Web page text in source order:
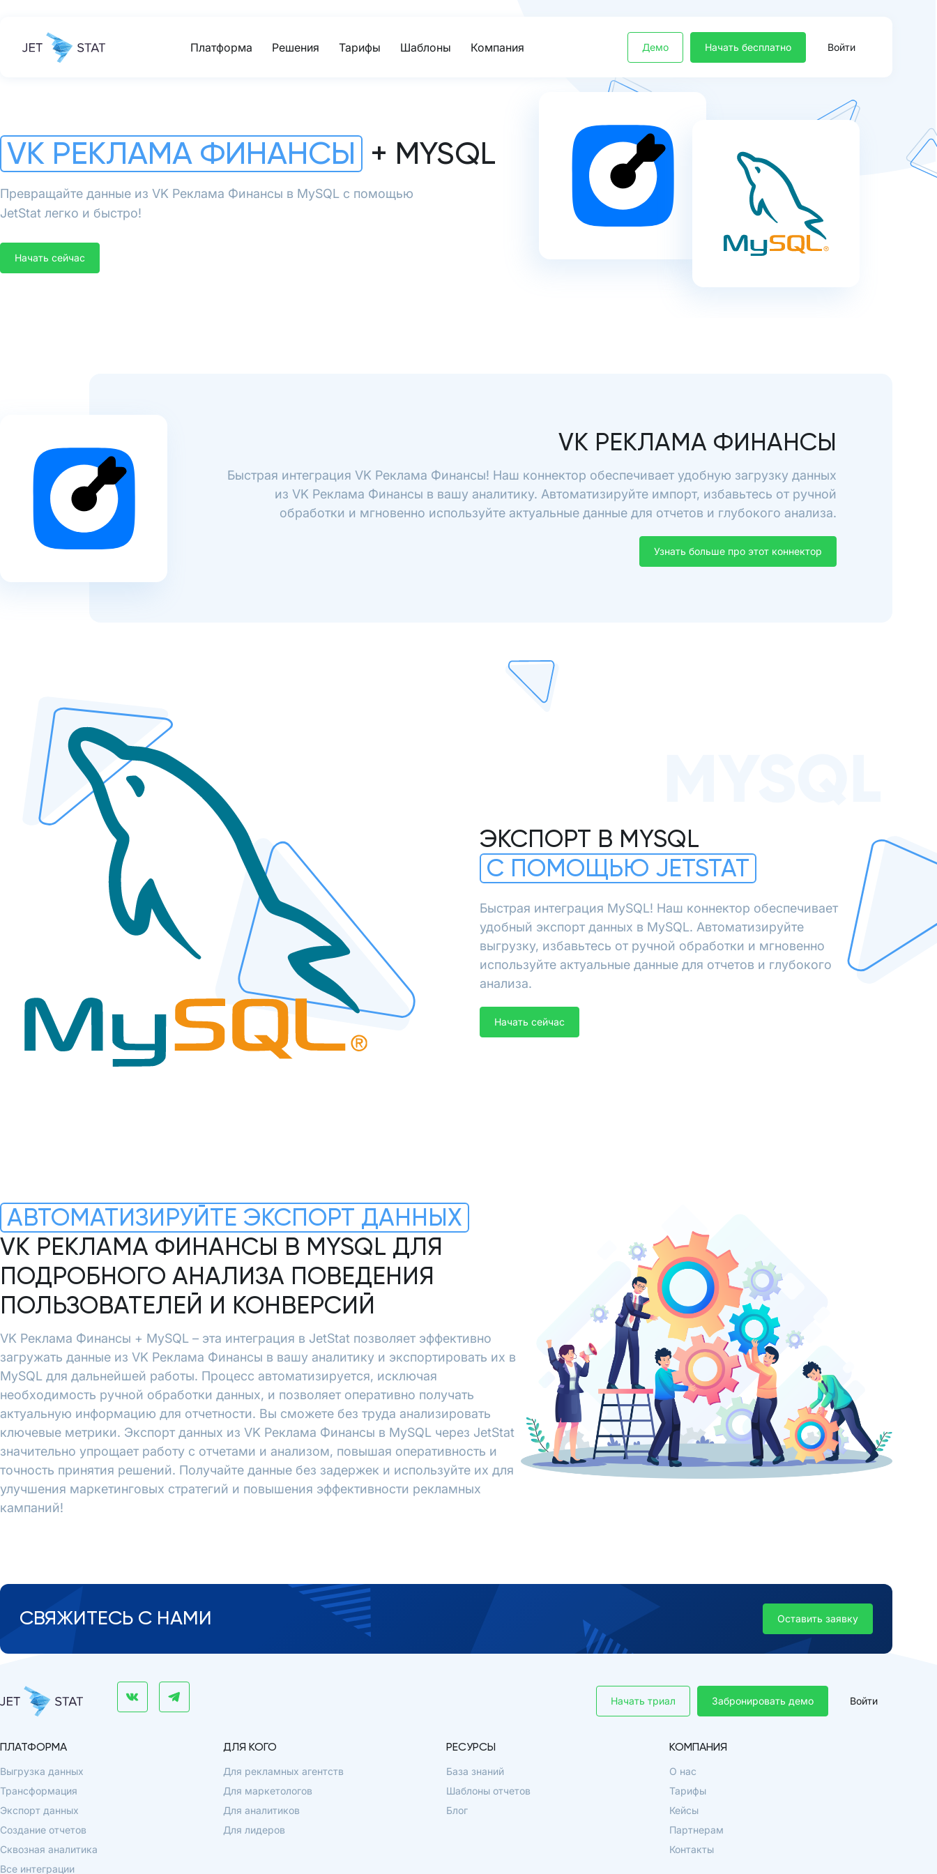
Платформа Решения Тарифы Шаблоны Компания Демо Начать бесплатно Войти
VK РЕКЛАМА ФИНАНСЫ + MYSQL
Превращайте данные из VK Реклама Финансы в MySQL с помощью
JetStat легко и быстро!
Начать сейчас
VK РЕКЛАМА ФИНАНСЫ
Быстрая интеграция VK Реклама Финансы! Наш коннектор обеспечивает удобную загрузку данных
из VK Реклама Финансы в вашу аналитику. Автоматизируйте импорт, избавьтесь от ручной
обработки и мгновенно используйте актуальные данные для отчетов и глубокого анализа.
Узнать больше про этот коннектор
ЭКСПОРТ В MYSQL
С ПОМОЩЬЮ JETSTAT
Быстрая интеграция MySQL! Наш коннектор обеспечивает
удобный экспорт данных в MySQL. Автоматизируйте
выгрузку, избавьтесь от ручной обработки и мгновенно
используйте актуальные данные для отчетов и глубокого
анализа.
Начать сейчас
АВТОМАТИЗИРУЙТЕ ЭКСПОРТ ДАННЫХ
VK РЕКЛАМА ФИНАНСЫ В MYSQL ДЛЯ
ПОДРОБНОГО АНАЛИЗА ПОВЕДЕНИЯ
ПОЛЬЗОВАТЕЛЕЙ И КОНВЕРСИЙ
VK Реклама Финансы + MySQL – эта интеграция в JetStat позволяет эффективно
загружать данные из VK Реклама Финансы в вашу аналитику и экспортировать их в
MySQL для дальнейшей работы. Процесс автоматизируется, исключая
необходимость ручной обработки данных, и позволяет оперативно получать
актуальную информацию для отчетности. Вы сможете без труда анализировать
ключевые метрики. Экспорт данных из VK Реклама Финансы в MySQL через JetStat
значительно упрощает работу с отчетами и анализом, повышая оперативность и
точность принятия решений. Получайте данные без задержек и используйте их для
улучшения маркетинговых стратегий и повышения эффективности рекламных
кампаний!
СВЯЖИТЕСЬ С НАМИ Оставить заявку
Забронировать демо
Начать триал Войти
ПЛАТФОРМА
Выгрузка данных
Трансформация
Экспорт данных
Создание отчетов
Сквозная аналитика
Все интеграции
ДЛЯ КОГО
Для рекламных агентств
Для маркетологов
Для аналитиков
Для лидеров
РЕСУРСЫ
База знаний
Шаблоны отчетов
Блог
КОМПАНИЯ
О нас
Тарифы
Кейсы
Партнерам
Контакты